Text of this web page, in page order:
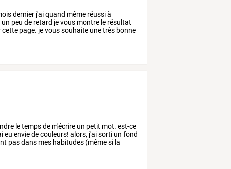
dernier j'ai quand même réussi à
peu de retard je vous montre le résultat
page. je vous souhaite une très bonne
letempsde m'écrire un petit mot. est-ce
eu enviedecouleurs! alors, j'aisorti un fond
pasdans mes habitudes (mêmesi la